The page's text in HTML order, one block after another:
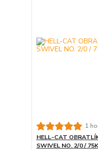
1
HELL-CAT
SWIVEL NO. 2/0 /